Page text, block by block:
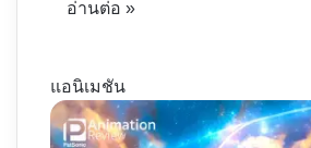
อ่านต่อ »
แอนิเมชัน